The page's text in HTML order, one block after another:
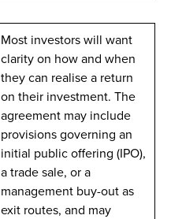
Most investors will want
clarity on how and when
they can realise a return
on their investment. The
agreement may include
provisions governing an
initial public offering (IPO),
a trade sale, or a
management buy-out as
exit routes, and may